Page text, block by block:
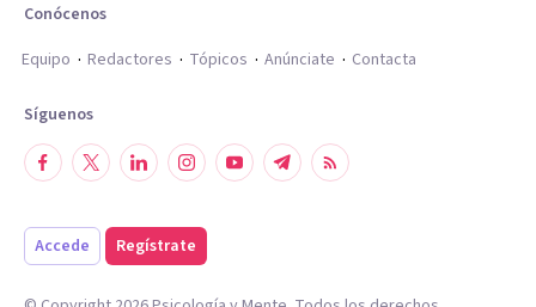
Conócenos
Equipo
Redactores Tópicos Anúnciate Contacta
Síguenos
Accede Regístrate